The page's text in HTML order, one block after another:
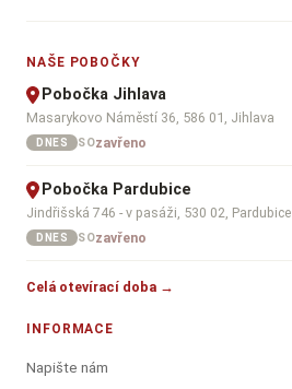
NAŠE POBOČKY
Pobočka Jihlava
Masarykovo Náměstí 36, 586 01, Jihlava
DNES SOzavřeno
Pobočka Pardubice
Jindřišská 746 - v pasáži, 530 02, Pardubice
DNES SOzavřeno
Celá otevírací doba →
INFORMACE
Napište nám